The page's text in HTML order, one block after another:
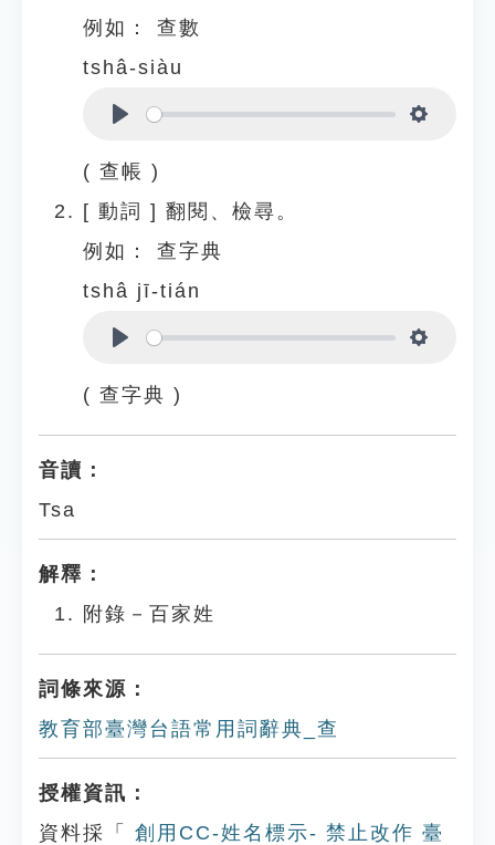
例如：
查數
tshâ-siàu
( 查帳 )
[ 動詞 ] 翻閱、檢尋。
例如：
查字典
tshâ jī-tián
( 查字典 )
音讀：
Tsa
解釋：
附錄－百家姓
詞條來源：
教育部臺灣台語常用詞辭典_查
授權資訊：
資料採「
創用CC-姓名標示- 禁止改作 臺